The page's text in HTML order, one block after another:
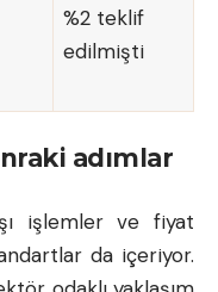
%2 teklif
edilmişti
adımlar
işlemler ve fiyat
da içeriyor.